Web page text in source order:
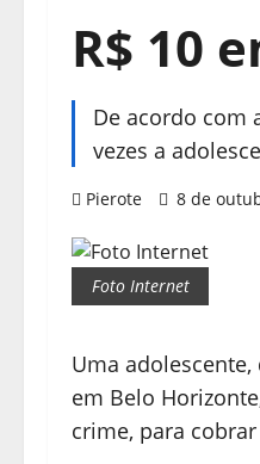
R$ 10
De acordo com
vezes a
Pierote 8 de
Foto Internet
Uma
em Belo
crime, para